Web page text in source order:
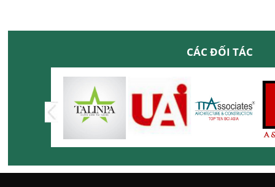
CÁC ĐỐI TÁC